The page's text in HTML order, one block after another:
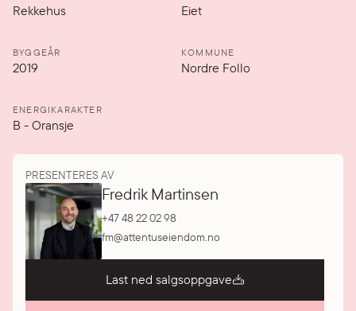
Rekkehus Eiet
BYGGEÅR
2019
KOMMUNE
Nordre Follo
ENERGIKARAKTER
B -Oransje
PRESENTERES AV
Fredrik Martinsen
+47 48 22 02 98
fm@attentuseiendom.no
Last ned salgsoppgave